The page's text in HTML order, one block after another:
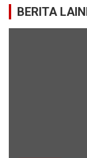
BERITA